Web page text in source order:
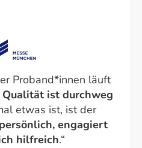
Proband*innen läuft
ist durchweg
etwas ist, ist der
persönlich, engagiert
hilfreich.“